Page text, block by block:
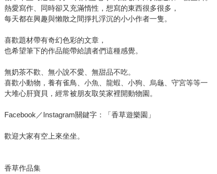
熱愛寫作、同時卻又充滿惰性，想寫的東西很多很多，
每天都在興趣與懶散之間掙扎浮沉的小小作者一隻。
喜歡題材帶有奇幻色彩的文章，
也希望筆下的作品能帶給讀者們這種感覺。
無奶茶不歡、無小說不愛、無甜品不吃。
喜歡小動物，養有雀鳥、小魚、龍蝦、小狗、烏龜、守宮等等一
大堆心肝寶貝，經常被朋友取笑家裡開動物園。
Facebook／Instagram關鍵字：「香草遊樂園」
歡迎大家有空上來坐坐。
香草作品集